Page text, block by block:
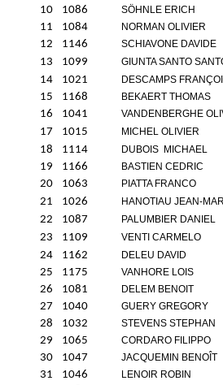
10
1086 SÖHNLE ERICH
11
1084 NORMAN OLIVIER
12
1146 SCHIAVONE DAVIDE
13
1099 GIUNTA SANTO
14
1021 DESCAMPS
15
1168 BEKAERT THOMAS
16
1041 VANDENBERGHE
17
1015 MICHEL OLIVIER
18
1114 DUBOIS MICHAEL
19
1166 BASTIEN CEDRIC
20
1063 PIATTA FRANCO
21
1026 HANOTIAU JEAN-
22
1087 PALUMBIER DANIEL
23
1109 VENTI CARMELO
24
1162 DELEU DAVID
25
1175 VANHORE LOIS
26
1081 DELEM BENOIT
27
1040 GUERY GREGORY
28
1032 STEVENS STEPHAN
29
1065 CORDARO FILIPPO
30
1047 JACQUEMIN BENOÎT
31
1046 LENOIR ROBIN